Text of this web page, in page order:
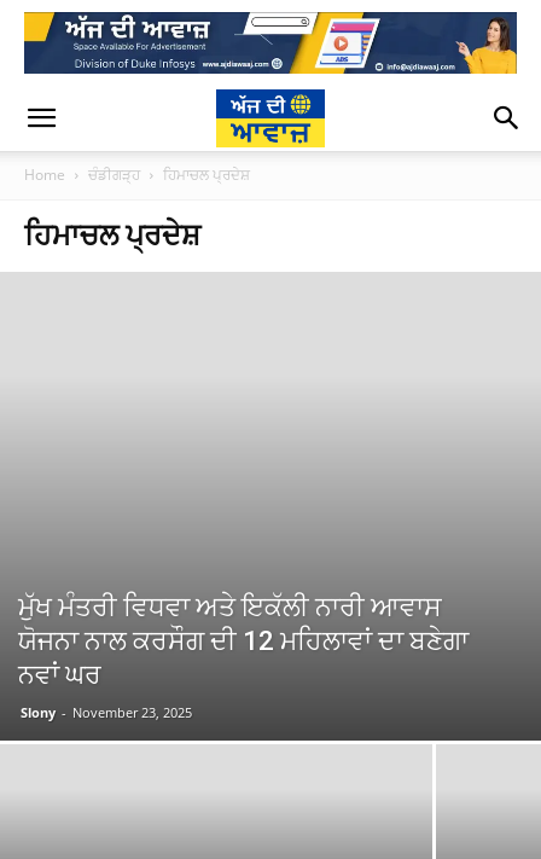
Home ਚੰਡੀਗੜ੍ਹ ਹਿਮਾਚਲ ਪ੍ਰਦੇਸ਼
ਹਿਮਾਚਲ ਪ੍ਰਦੇਸ਼
ਮੁੱਖ ਮੰਤਰੀ ਵਿਧਵਾ ਅਤੇ ਇਕੱਲੀ ਨਾਰੀ ਆਵਾਸ
ਯੋਜਨਾ ਨਾਲ ਕਰਸੌਗ ਦੀ 12 ਮਹਿਲਾਵਾਂ ਦਾ ਬਣੇਗਾ
ਨਵਾਂ ਘਰ
Slony - November 23, 2025